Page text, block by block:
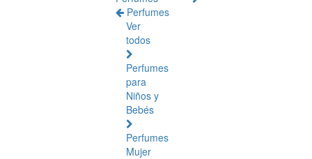
Perfumes
Ver
todos
Perfumes
para
Niños y
Bebés
Perfumes
Mujer